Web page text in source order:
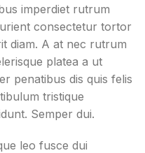
imperdiet rutrum
consectetur tortor
diam. A at nec rutrum
platea a ut
penatibus dis quis felis
tristique
Semper dui.
leo fusce dui